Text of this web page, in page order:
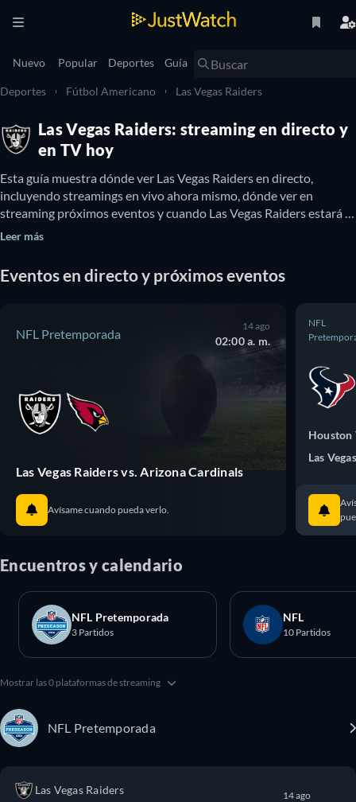
Nuevo Popular Deportes Guía
Deportes Fútbol Americano Las Vegas Raiders
Las Vegas Raiders: streaming en directo y
en TV hoy
Esta guía muestra dónde ver Las Vegas Raiders en directo,
incluyendo streamings en vivo ahora mismo, dónde ver en
streaming próximos eventos y cuando Las Vegas Raiders estará
disponible en TV. También puedes descubrir si existen opciones
Leer más
Eventos en directo y próximos eventos
NFL Pretemporada
14 ago
02:00 a. m.
Las Vegas Raiders vs. Arizona Cardinals
Avísame cuando pueda verlo.
NFL
Houston
Las
Encuentros y calendario
NFL Pretemporada
3 Partidos
NFL
10 Partidos
Mostrar las 0 plataformas de streaming
NFL Pretemporada
Las Vegas Raiders 14 ago